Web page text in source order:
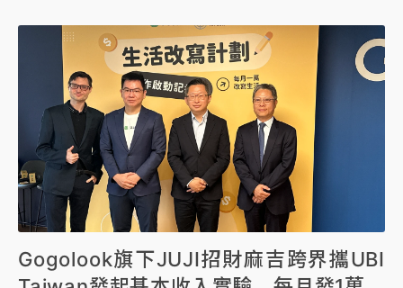
Gogolook旗下JUJI招財麻吉跨界攜UBI